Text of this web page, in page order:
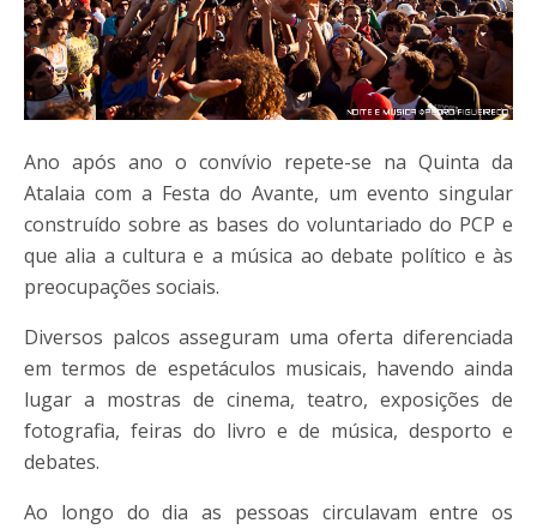
Ano após ano o convívio repete-se na Quinta da
Atalaia com a Festa do Avante, um evento singular
construído sobre as bases do voluntariado do PCP e
que alia a cultura e a música ao debate político e às
preocupações sociais.
Diversos palcos asseguram uma oferta diferenciada
em termos de espetáculos musicais, havendo ainda
lugar a mostras de cinema, teatro, exposições de
fotografia, feiras do livro e de música, desporto e
debates.
Ao longo do dia as pessoas circulavam entre os